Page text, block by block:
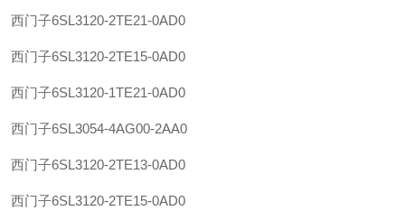
西门子6SL3120-2TE21-0AD0
西门子6SL3120-2TE15-0AD0
西门子6SL3120-1TE21-0AD0
西门子6SL3054-4AG00-2AA0
西门子6SL3120-2TE13-0AD0
西门子6SL3120-2TE15-0AD0